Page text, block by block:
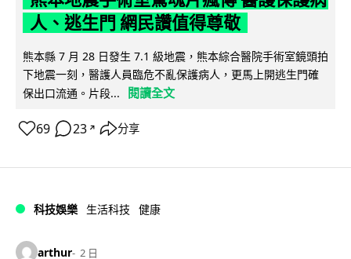
人、逃生門 網民讚值得尊敬
熊本縣 7 月 28 日發生 7.1 級地震，熊本綜合醫院手術室鏡頭拍
下地震一刻，醫護人員臨危不亂保護病人，更馬上開逃生門確
保出口流通。片段...
閱讀全文
69 23 ↗ 分享
科技娛樂 生活科技 健康
arthur 2 日